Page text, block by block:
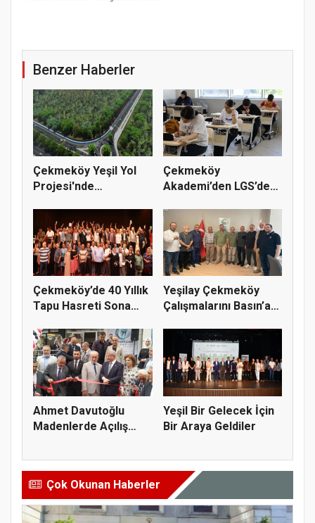
Benzer Haberler
Çekmeköy Yeşil Yol
Projesi'nde
Çekmeköy
Akademi’den LGS’de
Çekmeköy’de 40 Yıllık
Tapu Hasreti Sona
Yeşilay Çekmeköy
Çalışmalarını Basın’a
Ahmet Davutoğlu
Madenlerde Açılış
Yeşil Bir Gelecek İçin
Bir Araya Geldiler
Çok Okunan Haberler